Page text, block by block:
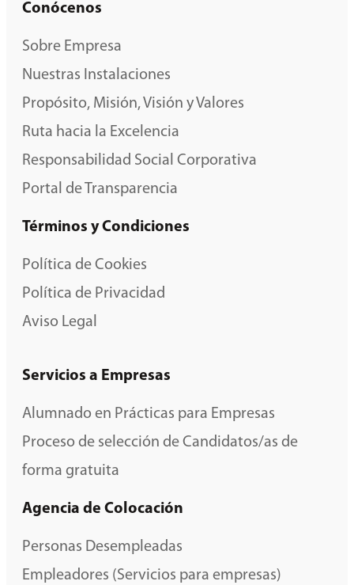
Conócenos
Sobre Empresa
Nuestras Instalaciones
Propósito, Misión, Visión y Valores
Ruta hacia la Excelencia
Responsabilidad Social Corporativa
Portal de Transparencia
Términos y Condiciones
Política de Cookies
Política de Privacidad
Aviso Legal
Servicios a Empresas
Alumnado en Prácticas para Empresas
Proceso de selección de Candidatos/as de
forma gratuita
Agencia de Colocación
Personas Desempleadas
Empleadores (Servicios para empresas)